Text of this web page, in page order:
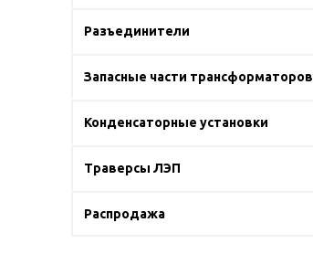
Разъединители
Запасные части трансформаторов
Конденсаторные установки
Траверсы ЛЭП
Распродажа